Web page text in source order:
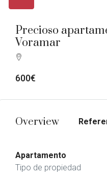
Precioso
Voramar
600€
Overview
Apartamento
Tipo de propiedad